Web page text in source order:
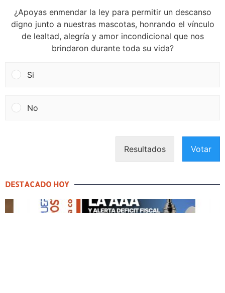
¿Apoyas enmendar la ley para permitir un descanso
digno junto a nuestras mascotas, honrando el vínculo
de lealtad, alegría y amor incondicional que nos
brindaron durante toda su vida?
Si
No
Resultados Votar
DESTACADO HOY